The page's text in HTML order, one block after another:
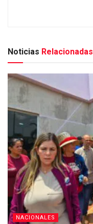
Noticias Relacionadas
NACIONALES